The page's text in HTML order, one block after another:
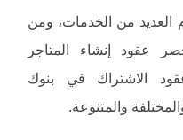
العديد من الخدمات، ومن
عقود إنشاء المتاجر
الاشتراك في بنوك
والمتنوعة.